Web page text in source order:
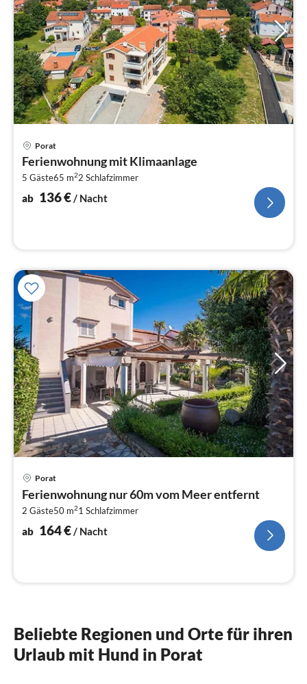
Porat
Ferienwohnung mit Klimaanlage
5 Gäste65 m22 Schlafzimmer
ab 136€/ Nacht
Porat
Ferienwohnung nur 60m vom Meer entfernt
2 Gäste50 m21 Schlafzimmer
ab 164€ / Nacht
Beliebte Regionen und Orte für ihren
Urlaub mit Hund in Porat